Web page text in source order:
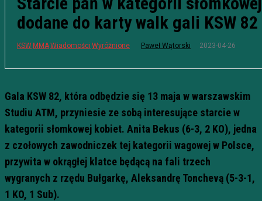
dodane do karty walk gali KSW 82
KSWMMAWiadomości Wyróżnione Paweł Wątorski 2023-04-26
Gala KSW 82, która odbędzie się 13 maja w warszawskim
Studiu ATM, przyniesie ze sobą interesujące starcie w
kategorii słomkowej kobiet. Anita Bekus (6-3, 2 KO), jedna
z czołowych zawodniczek tej kategorii wagowej w Polsce,
przywita w okrągłej klatce będącą na fali trzech
wygranych z rzędu Bułgarkę, Aleksandrę Tonchevą (5-3-1,
1 KO, 1 Sub).